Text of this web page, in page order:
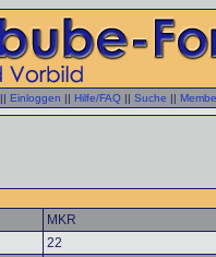
|| Einloggen || Hilfe/FAQ || Suche ||
MKR
22